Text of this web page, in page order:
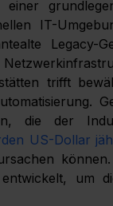
IT-
Legacy-
trifft
die der
US-Dollar
um